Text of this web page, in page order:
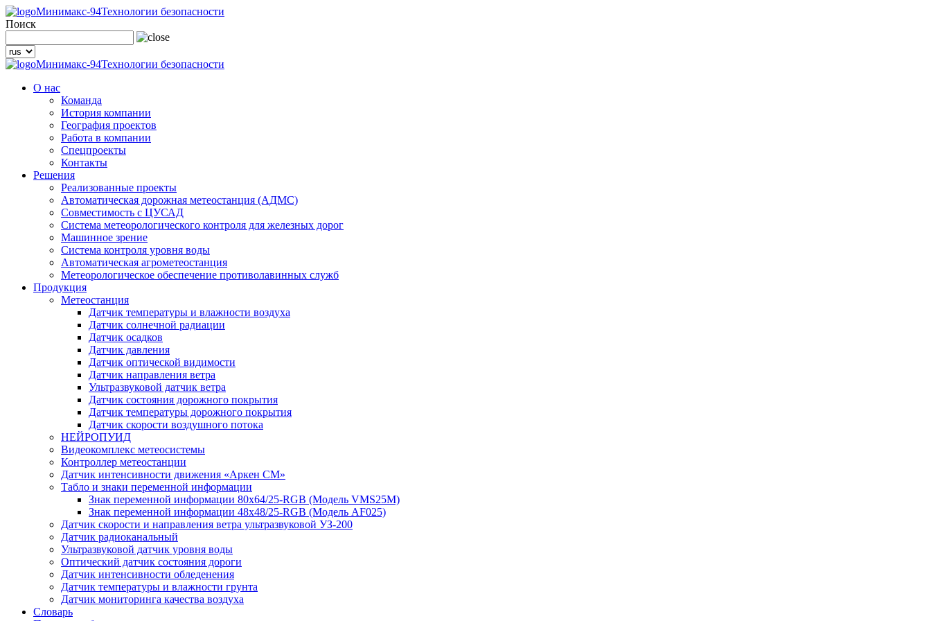
Минимакс-94Технологии безопасности
Поиск
Минимакс-94Технологии безопасности
О нас
Команда
История компании
География проектов
Работа в компании
Спецпроекты
Контакты
Решения
Реализованные проекты
Автоматическая дорожная метеостанция (АДМС)
Совместимость с ЦУСАД
Система метеорологического контроля для железных дорог
Машинное зрение
Система контроля уровня воды
Автоматическая агрометеостанция
Метеорологическое обеспечение противолавинных служб
Продукция
Метеостанция
Датчик температуры и влажности воздуха
Датчик солнечной радиации
Датчик осадков
Датчик давления
Датчик оптической видимости
Датчик направления ветра
Ультразвуковой датчик ветра
Датчик состояния дорожного покрытия
Датчик температуры дорожного покрытия
Датчик скорости воздушного потока
НЕЙРОПУИД
Видеокомплекс метеосистемы
Контроллер метеостанции
Датчик интенсивности движения «Аркен СМ»
Табло и знаки переменной информации
Знак переменной информации 80х64/25-RGB (Модель VMS25M)
Знак переменной информации 48х48/25-RGB (Модель АF025)
Датчик скорости и направления ветра ультразвуковой УЗ-200
Датчик радиоканальный
Ультразвуковой датчик уровня воды
Оптический датчик состояния дороги
Датчик интенсивности обледенения
Датчик температуры и влажности грунта
Датчик мониторинга качества воздуха
Словарь